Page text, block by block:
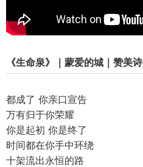
《生命泉》｜蒙爱的城｜赞美诗
都成了 你亲口宣告
万有归于你荣耀
你是起初 你是终了
时间都在你手中环绕
十架流出永恒的路